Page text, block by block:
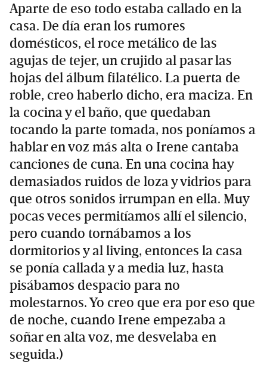
Aparte de eso todo estaba callado en la
casa. De día eran los rumores
domésticos, el roce metálico de las
agujas de tejer, un crujido al pasar las
hojas del álbum filatélico. La puerta de
roble, creo haberlo dicho, era maciza. En
la cocina y el baño, que quedaban
tocando la parte tomada, nos poníamos a
hablar en voz más alta o Irene cantaba
canciones de cuna. En una cocina hay
demasiados ruidos de loza y vidrios para
que otros sonidos irrumpan en ella. Muy
pocas veces permitíamos allí el silencio,
pero cuando tornábamos a los
dormitorios y al living, entonces la casa
se ponía callada y a media luz, hasta
pisábamos despacio para no
molestarnos. Yo creo que era por eso que
de noche, cuando Irene empezaba a
soñar en alta voz, me desvelaba en
seguida.)